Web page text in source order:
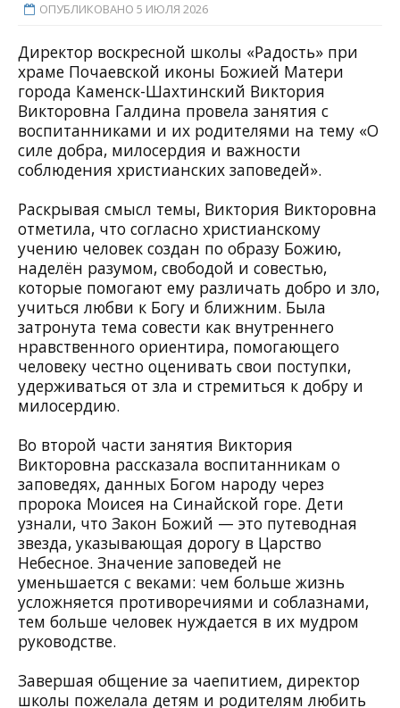
ОПУБЛИКОВАНО 5 ИЮЛЯ 2026
Директор воскресной школы «Радость» при
храме Почаевской иконы Божией Матери
города Каменск-Шахтинский Виктория
Викторовна Галдина провела занятия с
воспитанниками и их родителями на тему «О
силе добра, милосердия и важности
соблюдения христианских заповедей».
Раскрывая смысл темы, Виктория Викторовна
отметила, что согласно христианскому
учению человек создан по образу Божию,
наделён разумом, свободой и совестью,
которые помогают ему различать добро и зло,
учиться любви к Богу и ближним. Была
затронута тема совести как внутреннего
нравственного ориентира, помогающего
человеку честно оценивать свои поступки,
удерживаться от зла и стремиться к добру и
милосердию.
Во второй части занятия Виктория
Викторовна рассказала воспитанникам о
заповедях, данных Богом народу через
пророка Моисея на Синайской горе. Дети
узнали, что Закон Божий — это путеводная
звезда, указывающая дорогу в Царство
Небесное. Значение заповедей не
уменьшается с веками: чем больше жизнь
усложняется противоречиями и соблазнами,
тем больше человек нуждается в их мудром
руководстве.
Завершая общение за чаепитием, директор
школы пожелала детям и родителям любить